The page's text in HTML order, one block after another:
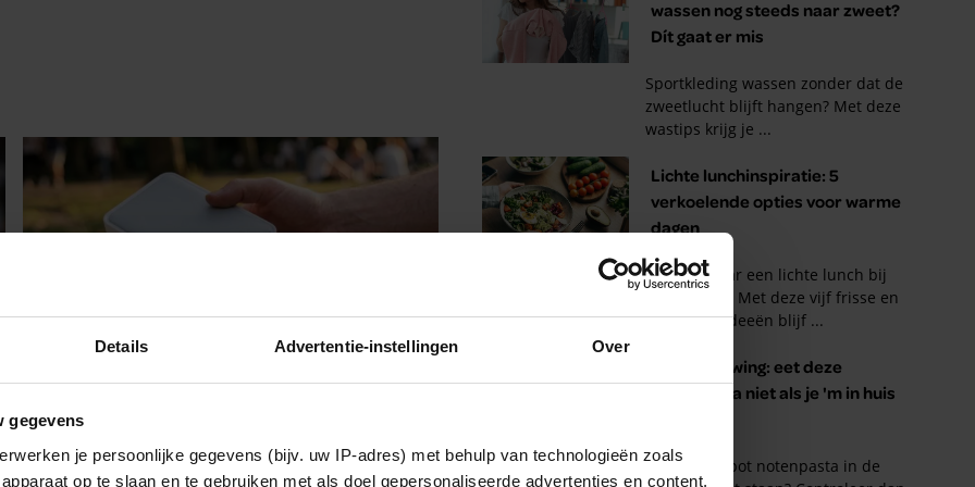
Details Advertentie-instellingen Over
gegevens
je persoonlijke gegevens (bijv. uw IP-adres) met behulp van technologieën zoals
op te slaan en te gebruiken met als doel gepersonaliseerde advertenties en content,
Met deze mini fotoprinter van Action